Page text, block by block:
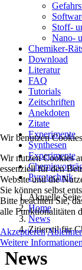
Stoff-
Nano-
Chemiker-
Download
Literatur
FAQ
Tutorials
Zeitschriften
Anekdoten
Zitate
Experimente
Synthesen
Experimente
Pyrotechnik
Aktuelle
Home
News
Zitierstil für
News
Wir benutzen Cookies
Wir nutzen Cookies
essenziell für den
Website und die
Sie können selbst
Bitte beachten Sie,
alle Funktionalitäten
Akzeptieren
Weitere Informationen